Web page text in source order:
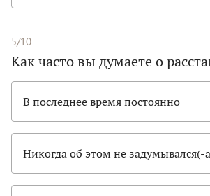
5/10
Как часто вы думаете о
В последнее время постоянно
Никогда об этом не задумывался(-